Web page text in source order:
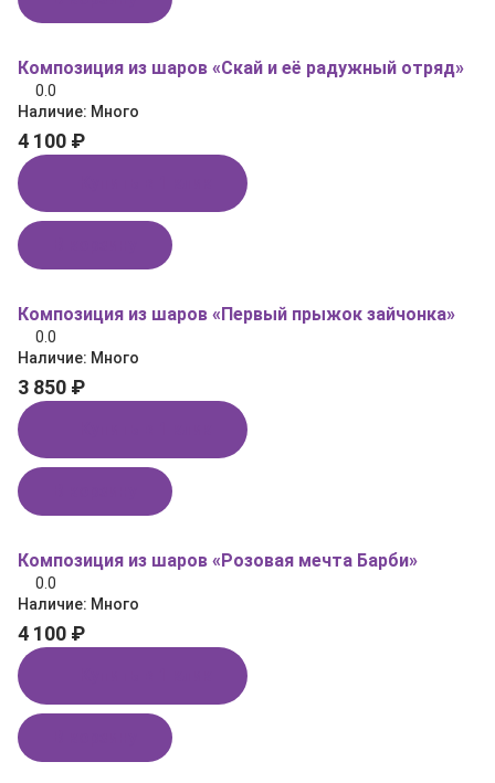
Композиция из шаров «Скай и её радужный отряд»
0.0
Наличие: Много
4 100 ₽
Композиция из шаров «Первый прыжок зайчонка»
0.0
Наличие: Много
3 850 ₽
Композиция из шаров «Розовая мечта Барби»
0.0
Наличие: Много
4 100 ₽